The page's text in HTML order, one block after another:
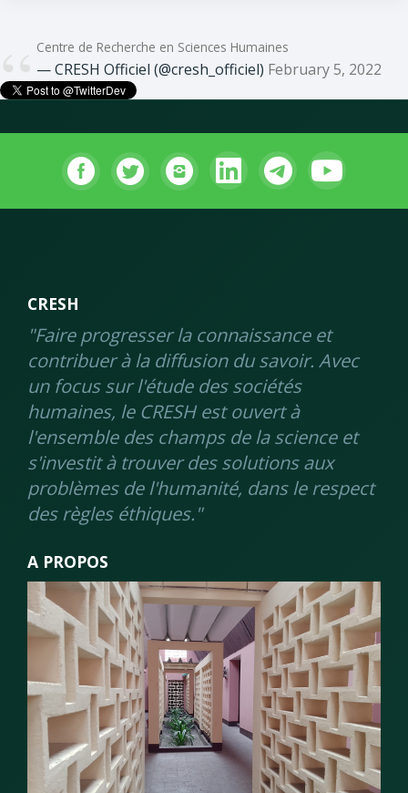
Centre de Recherche en Sciences Humaines
— CRESH Officiel (@cresh_officiel) February 5, 2022
CRESH
"Faire progresser la connaissance et
contribuer à la diffusion du savoir. Avec
un focus sur l'étude des sociétés
humaines, le CRESH est ouvert à
l'ensemble des champs de la science et
s'investit à trouver des solutions aux
problèmes de l'humanité, dans le respect
des règles éthiques."
A PROPOS